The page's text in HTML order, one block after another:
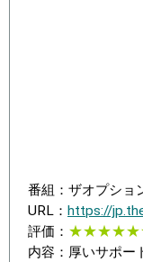
番組：ザオプショ
URL： https://
評価：
内容：厚いサポー